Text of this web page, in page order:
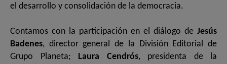
el desarrollo y consolidación de la democracia.
Contamos con la participación en el diálogo de Jesús
Badenes, director general de la División Editorial de
Grupo Planeta; Laura Cendrós, presidenta de la